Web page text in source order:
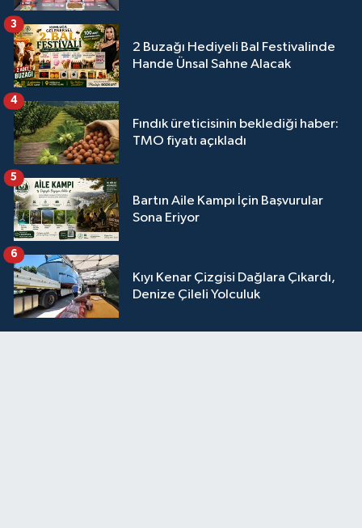
2 Buzağı Hediyeli Bal Festivalinde
Hande Ünsal Sahne Alacak
3
Fındık üreticisinin beklediği haber:
TMO fiyatı açıkladı
4
Bartın Aile Kampı İçin Başvurular
Sona Eriyor
5
Kıyı Kenar Çizgisi Dağlara Çıkardı,
Denize Çileli Yolculuk
6